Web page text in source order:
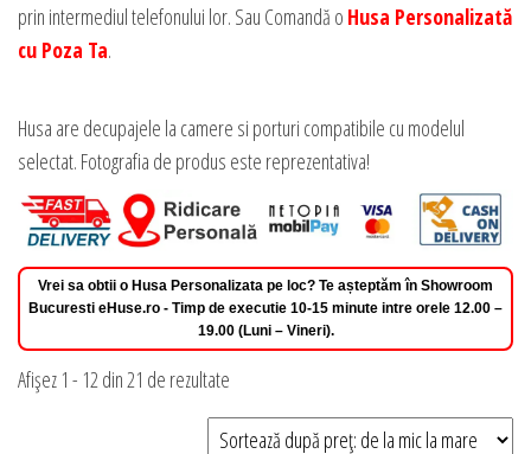
prin intermediul telefonului lor. Sau Comandă o Husa Personalizată
cu Poza Ta.
Husa are decupajele la camere si porturi compatibile cu modelul
selectat. Fotografia de produs este reprezentativa!
Vrei sa obtii o Husa Personalizata pe loc? Te așteptăm în Showroom
Bucuresti eHuse.ro - Timp de executie 10-15 minute intre orele 12.00 –
19.00 (Luni – Vineri).
Afișez 1 - 12 din 21 de rezultate
după
preț: